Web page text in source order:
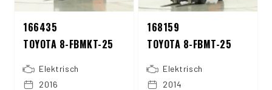
166435
TOYOTA 8-FBMKT-25
Elektrisch
2016
168159
TOYOTA 8-FBMT-25
Elektrisch
2014